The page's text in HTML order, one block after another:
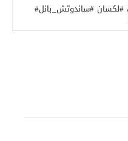
#سواتر #سقف_شنكو #شنكو #مظلات #لكسان #ساندوتش_بانل